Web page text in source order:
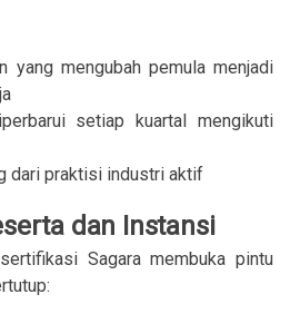
yang mengubah pemula menjadi
setiap kuartal mengikuti
dari praktisi industri aktif
dan Instansi
Sagara membuka pintu